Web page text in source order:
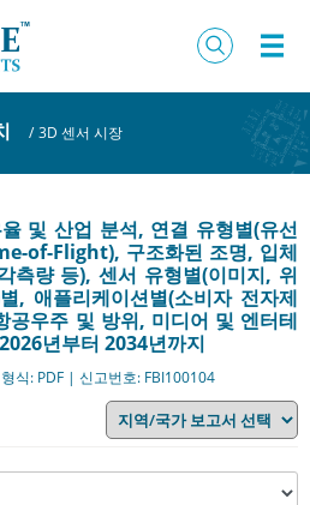
/ 3D 센서 시장
및 산업 분석, 연결 유형별(유선
of-Flight), 구조화된 조명, 입체
측량 등), 센서 유형별(이미지, 위
, 애플리케이션별(소비자 전자제
공우주 및 방위, 미디어 및 엔터테
년부터 2034년까지
식: PDF | 신고번호: FBI100104